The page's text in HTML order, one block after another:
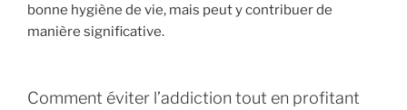
bonne hygiène de vie, mais peut y contribuer de
manière significative.
Comment éviter l’addiction tout en profitant